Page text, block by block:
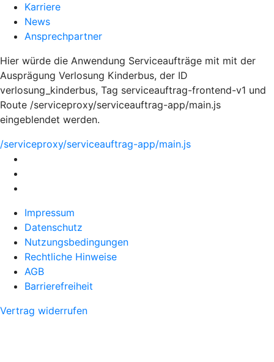
Karriere
News
Ansprechpartner
Hier würde die Anwendung Serviceaufträge mit mit der
Ausprägung Verlosung Kinderbus, der ID
verlosung_kinderbus, Tag serviceauftrag-frontend-v1 und
Route /serviceproxy/serviceauftrag-app/main.js
eingeblendet werden.
/serviceproxy/serviceauftrag-app/main.js
Impressum
Datenschutz
Nutzungsbedingungen
Rechtliche Hinweise
AGB
Barrierefreiheit
Vertrag widerrufen